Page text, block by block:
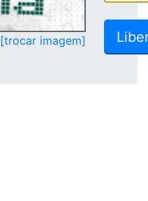
[trocar imagem]